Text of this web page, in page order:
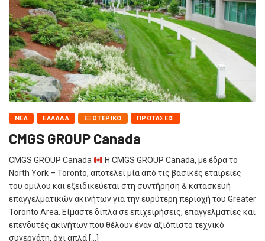
NΈΑ ΕΛΛΆΔΑ ΕΞΩΤΕΡΙΚΌ ΠΡΟΤΆΣΕΙΣ
CMGS GROUP Canada
CMGS GROUP Canada
Η CMGS GROUP Canada, με έδρα το
North York – Toronto, αποτελεί μία από τις βασικές εταιρείες
του ομίλου και εξειδικεύεται στη συντήρηση & κατασκευή
επαγγελματικών ακινήτων για την ευρύτερη περιοχή του Greater
Toronto Area. Είμαστε δίπλα σε επιχειρήσεις, επαγγελματίες και
επενδυτές ακινήτων που θέλουν έναν αξιόπιστο τεχνικό
συνεργάτη, όχι απλά […]